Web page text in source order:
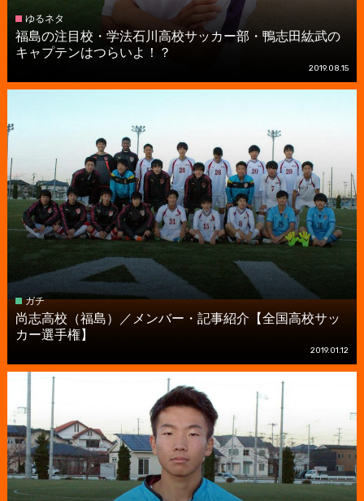
ゆるネタ
福島の注目校・学法石川高校サッカー部・鴨志田紘武の
キャプテンはつらいよ！？
2019.08.15
ガチ
尚志高校（福島）／メンバー・記事紹介【全国高校サッ
カー選手権】
2019.01.12